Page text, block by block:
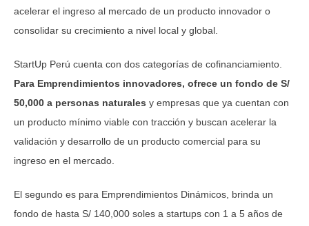
acelerar el ingreso al mercado de un producto innovador o
consolidar su crecimiento a nivel local y global.
StartUp Perú cuenta con dos categorías de cofinanciamiento.
Para Emprendimientos innovadores, ofrece un fondo de S/
50,000 a personas naturales y empresas que ya cuentan con
un producto mínimo viable con tracción y buscan acelerar la
validación y desarrollo de un producto comercial para su
ingreso en el mercado.
El segundo es para Emprendimientos Dinámicos, brinda un
fondo de hasta S/ 140,000 soles a startups con 1 a 5 años de